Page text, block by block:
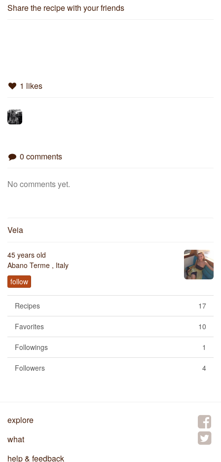
Share the recipe with your friends
1 likes
0 comments
No comments yet.
Veia
45 years old
Abano Terme , Italy
follow
17
Recipes
10
Favorites
1
Followings
4
Followers
explore
what
help & feedback